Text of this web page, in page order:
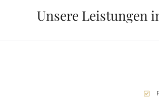
Unsere Leistungen